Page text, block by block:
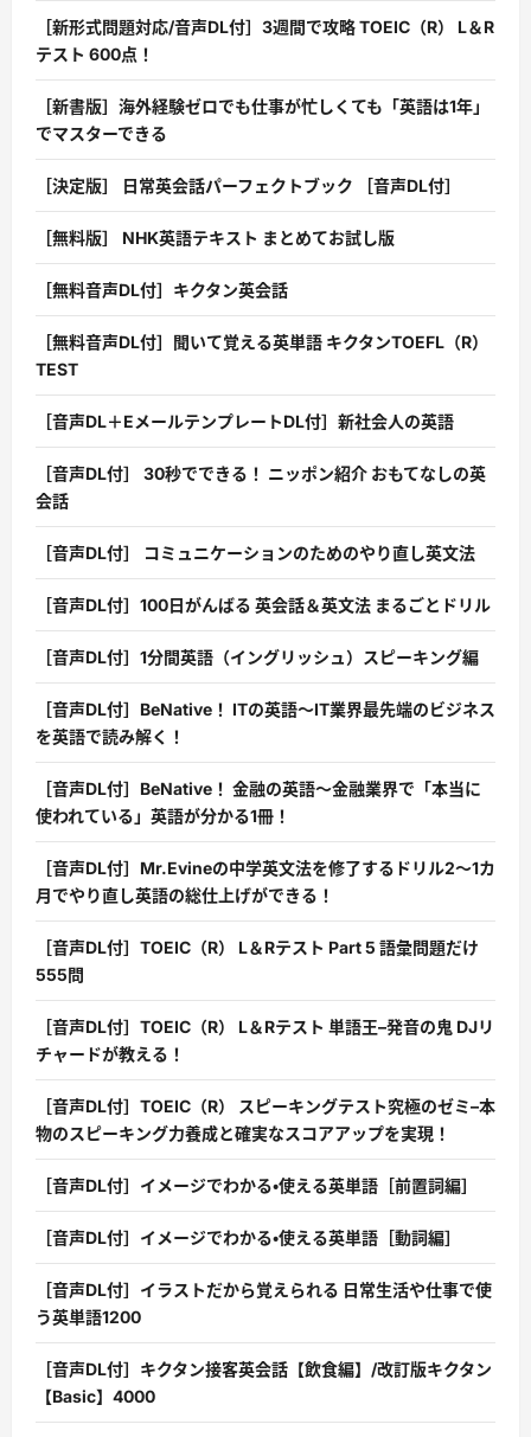
［新形式問題対応/音声DL付］3週間で攻略 TOEIC（R） L＆R
テスト 600点！
［新書版］海外経験ゼロでも仕事が忙しくても「英語は1年」
でマスターできる
［決定版］ 日常英会話パーフェクトブック ［音声DL付］
［無料版］ NHK英語テキスト まとめてお試し版
［無料音声DL付］キクタン英会話
［無料音声DL付］聞いて覚える英単語 キクタンTOEFL（R）
TEST
［音声DL＋EメールテンプレートDL付］新社会人の英語
［音声DL付］ 30秒でできる！ ニッポン紹介 おもてなしの英
会話
［音声DL付］ コミュニケーションのためのやり直し英文法
［音声DL付］100日がんばる 英会話＆英文法 まるごとドリル
［音声DL付］1分間英語（イングリッシュ）スピーキング編
［音声DL付］BeNative！ ITの英語〜IT業界最先端のビジネス
を英語で読み解く！
［音声DL付］BeNative！ 金融の英語〜金融業界で「本当に
使われている」英語が分かる1冊！
［音声DL付］Mr.Evineの中学英文法を修了するドリル2〜1カ
月でやり直し英語の総仕上げができる！
［音声DL付］TOEIC（R） L＆Rテスト Part 5 語彙問題だけ
555問
［音声DL付］TOEIC（R） L＆Rテスト 単語王–発音の鬼 DJリ
チャードが教える！
［音声DL付］TOEIC（R） スピーキングテスト究極のゼミ–本
物のスピーキング力養成と確実なスコアアップを実現！
［音声DL付］イメージでわかる・使える英単語［前置詞編］
［音声DL付］イメージでわかる・使える英単語［動詞編］
［音声DL付］イラストだから覚えられる 日常生活や仕事で使
う英単語1200
［音声DL付］キクタン接客英会話【飲食編】/改訂版キクタン
【Basic】4000